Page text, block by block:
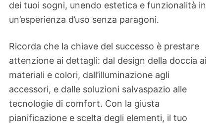
dei tuoi sogni, unendo estetica e funzionalità in
un’esperienza d’uso senza paragoni.
Ricorda che la chiave del successo è prestare
attenzione ai dettagli: dal design della doccia ai
materiali e colori, dall’illuminazione agli
accessori, e dalle soluzioni salvaspazio alle
tecnologie di comfort. Con la giusta
pianificazione e scelta degli elementi, il tuo